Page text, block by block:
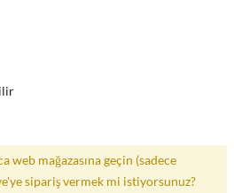
mağazasına geçin (sadece
sipariş vermek mi istiyorsunuz?